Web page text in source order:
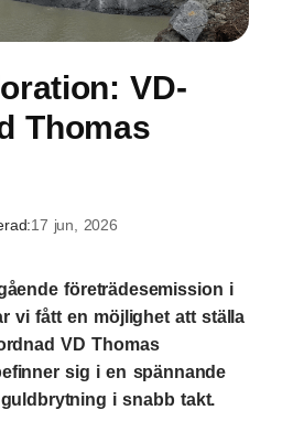
VD-
Thomas
17 jun, 2026
företrädesemission i
vi fått en möjlighet att ställa
VD Thomas
sig i en spännande
i snabb takt.